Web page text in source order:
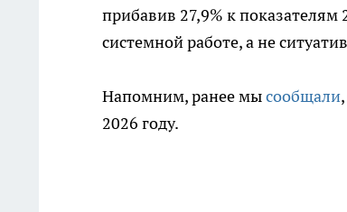
прибавив 27,9% к показателям
системной работе, а не
Напомним, ранее мысообщали
2026 году.